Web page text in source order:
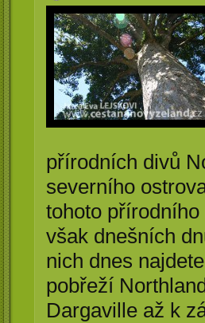
přírodních divů
severního
tohoto
však dnešních
nich dnes
pobřeží
Dargaville až k